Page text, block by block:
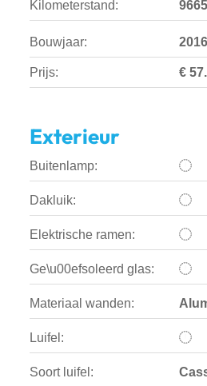
Kilometerstand:
Bouwjaar: 2016
Prijs: €
Exterieur
Buitenlamp:
Dakluik:
Elektrische ramen:
Ge\u00efsoleerd glas:
Materiaal wanden:
Luifel:
Soort luifel: